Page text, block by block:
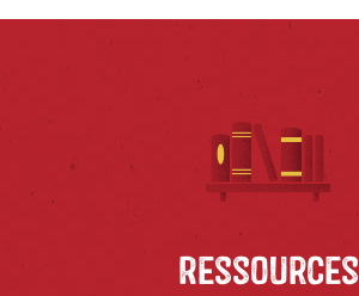
Ressources